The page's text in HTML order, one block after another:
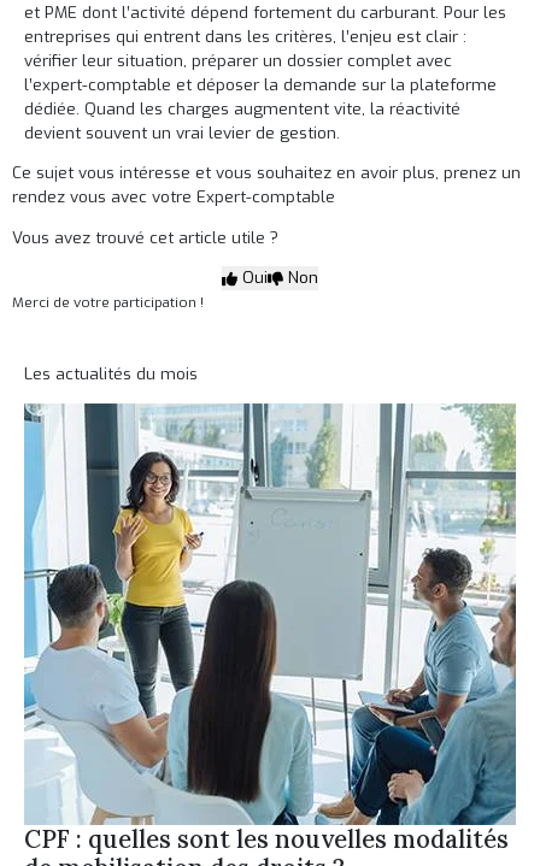
et PME dont l’activité dépend fortement du carburant. Pour les
entreprises qui entrent dans les critères, l’enjeu est clair :
vérifier leur situation, préparer un dossier complet avec
l’expert-comptable et déposer la demande sur la plateforme
dédiée. Quand les charges augmentent vite, la réactivité
devient souvent un vrai levier de gestion.
Ce sujet vous intéresse et vous souhaitez en avoir plus,prenez un
rendez vous avec votre Expert-comptable
Vous avez trouvé cet article utile ?
Oui
Non
Merci de votre participation !
Les actualités du mois
CPF : quelles sont les nouvelles modalités